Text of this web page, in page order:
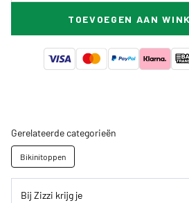
TOEVOEGEN AAN
Gerelateerde categorieën
Bikinitoppen
Bij Zizzi krijg je